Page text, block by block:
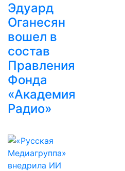
Эдуард
Оганесян
вошел в
состав
Правления
Фонда
«Академия
Радио»